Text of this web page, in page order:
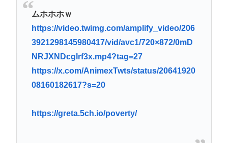
ビニコンの店員がいらっしゃいませー！言わないか
ら本社にクレームいれてやりましたよ！www
ここ数年「どっちもどっち」とか「まだわからない
から叩くな」とかゆうチキン野郎が増えたけどどっ
から来たの？(´・ω・`)
【動画】手術中に熊本地震直撃やばすぎwww
Powered by livedoor 相互RSS
ムホホホｗ
https://video.twimg.com/amplify_video/206
3921298145980417/vid/avc1/720×872/0mD
NRJXNDcglrf3x.mp4?tag=27
https://x.com/AnimexTwts/status/20641920
08160182617?s=20
https://greta.5ch.io/poverty/